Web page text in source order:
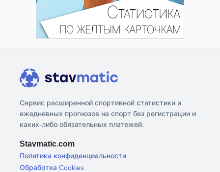
Сервис расширенной спортивной статистики и
ежедневных прогнозов на спорт без регистрации и
каких-либо обязательных платежей.
Stavmatic.com
Политика конфиденциальности
Обработка Cookies